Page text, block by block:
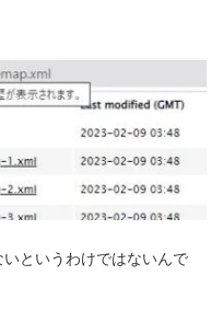
というわけではないんで